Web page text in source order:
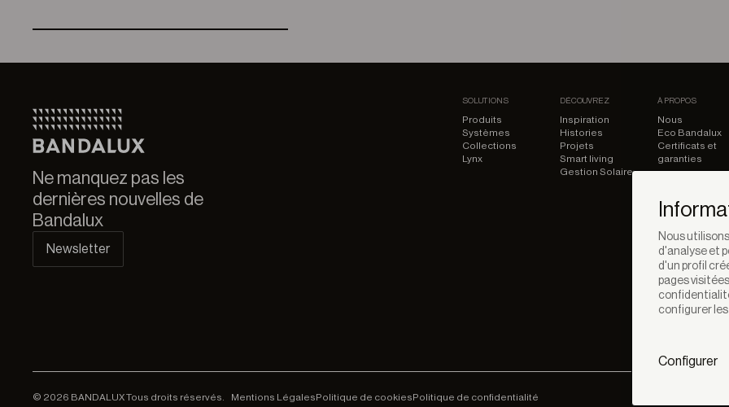
Ne manquez pas les
dernières nouvelles de
Bandalux
Newsletter
SOLUTIONS
Produits
Systèmes
Collections
Lynx
DÉCOUVREZ
Inspiration
Histories
Projets
Smart living
Gestion Solaire
À PROPOS
Nous
Eco Bandalux
Certificats et
garanties
© 2026 BANDALUX Tous droits réservés. Mentions LégalesPolitique de cookiesPolitique de confidentialité
Nous
d'analyse et
d'un profil
pages
configurer
Configurer